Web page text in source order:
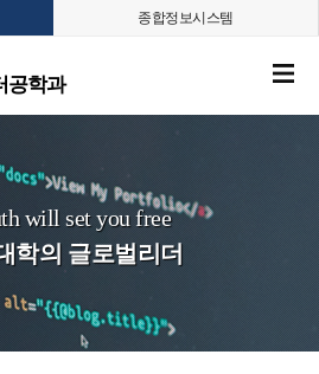
종합정보시스템
공학과
will set you free
학의 글로벌리더